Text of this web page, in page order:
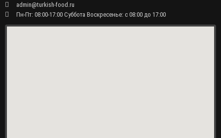
admin@turkish-food.ru
Пн-Пт: 08:00-17:00 Суббота Воскресенье: с 08:00 до 17:00